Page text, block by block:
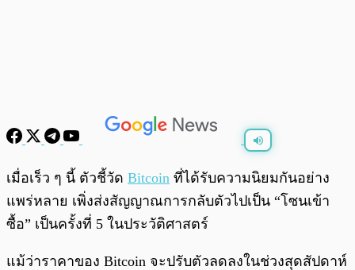
พร้อมเล่น 0:00/ 0:00
เมื่อเร็ว ๆ นี้ ตัวชี้วัด Bitcoin ที่ได้รับความนิยมกันอย่าง
แพร่หลาย เพิ่งส่งสัญญาณการกลับตัวไปเป็น “โซนเข้า
ซื้อ” เป็นครั้งที่ 5 ในประวัติศาสตร์
แม้ว่าราคาของ Bitcoin จะปรับตัวลดลงในช่วงสุดสัปดาห์